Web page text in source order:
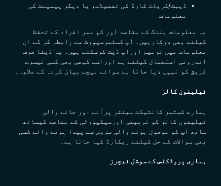
ڈیبٹ/کریڈٹ کارڈ کی تفصیلات، یا دیگر پیمینٹ کی
معلومات
یہ معلومات بلنگ کے مقاصد اور کم عمر افراد کے تحفظ
کیلئے بھی درکارہیں۔ آپ کسٹمرسپورٹ سے رابطہ کر کے ان
معلومات میں ترمیم اوراپ ڈیٹ کرسکتے ہیں۔ یہ ڈیٹا صرف
اندرونی استعمال کیلئے ہے اوراسے کبھی بھی کسی تیسرے
فریق کو نہیں دیا جاتا ہے سوائے نیچے بیان کردہ کے علاوہ۔
ٹیلیفون کالز
ہمارے کسٹمر کانٹیکٹ سینٹر پرآنے اور جانے والی
ٹیلیفون کالز کو تربیتی اورسیکیورٹی کے مقاصد کیساتھ
ساتھ آپ کو موصول ہونے والی سروس سے پیدا ہونے والے کسی
بھی سوالات کے حل کیلئے ریکارڈ کیا جاتا ہے۔
ہماری پروڈکٹس کے سوشل فیچرز